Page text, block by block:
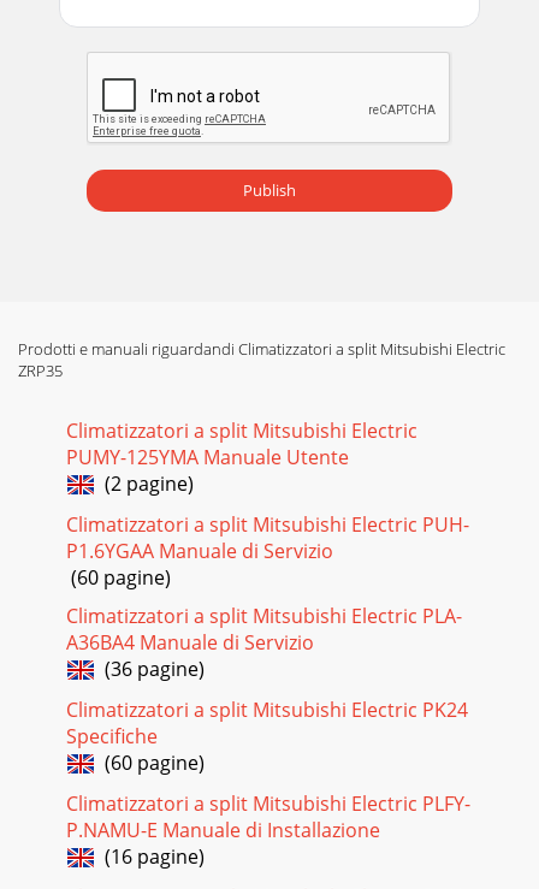
Publish
Prodotti e manuali riguardandi Climatizzatori a split Mitsubishi Electric
ZRP35
Climatizzatori a split Mitsubishi Electric
PUMY-125YMA Manuale Utente
(2 pagine)
Climatizzatori a split Mitsubishi Electric PUH-
P1.6YGAA Manuale di Servizio
(60 pagine)
Climatizzatori a split Mitsubishi Electric PLA-
A36BA4 Manuale di Servizio
(36 pagine)
Climatizzatori a split Mitsubishi Electric PK24
Specifiche
(60 pagine)
Climatizzatori a split Mitsubishi Electric PLFY-
P.NAMU-E Manuale di Installazione
(16 pagine)